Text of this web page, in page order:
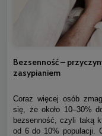
Bezsenność –
zasypianiem
Coraz więcej osób
się, że około 10–30%
bezsenność, czyli taką
od 6 do 10% populacji.